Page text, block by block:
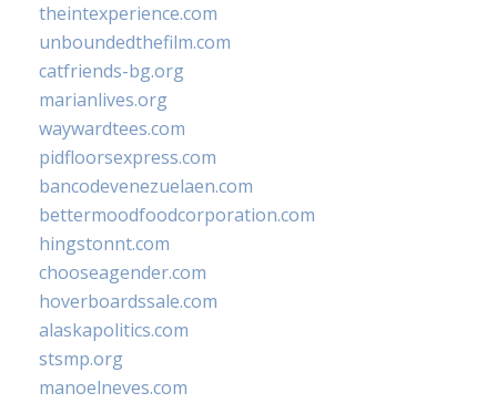
theintexperience.com
unboundedthefilm.com
catfriends-bg.org
marianlives.org
waywardtees.com
pidfloorsexpress.com
bancodevenezuelaen.com
bettermoodfoodcorporation.com
hingstonnt.com
chooseagender.com
hoverboardssale.com
alaskapolitics.com
stsmp.org
manoelneves.com